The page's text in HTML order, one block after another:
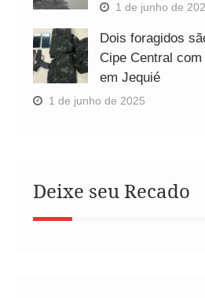
1 de junho de
Dois foragidos
Cipe Central
em Jequié
1 de junho de 2025
Deixe seu Recado